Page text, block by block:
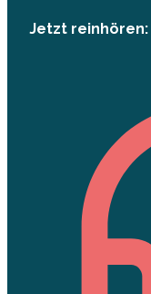
Jetzt